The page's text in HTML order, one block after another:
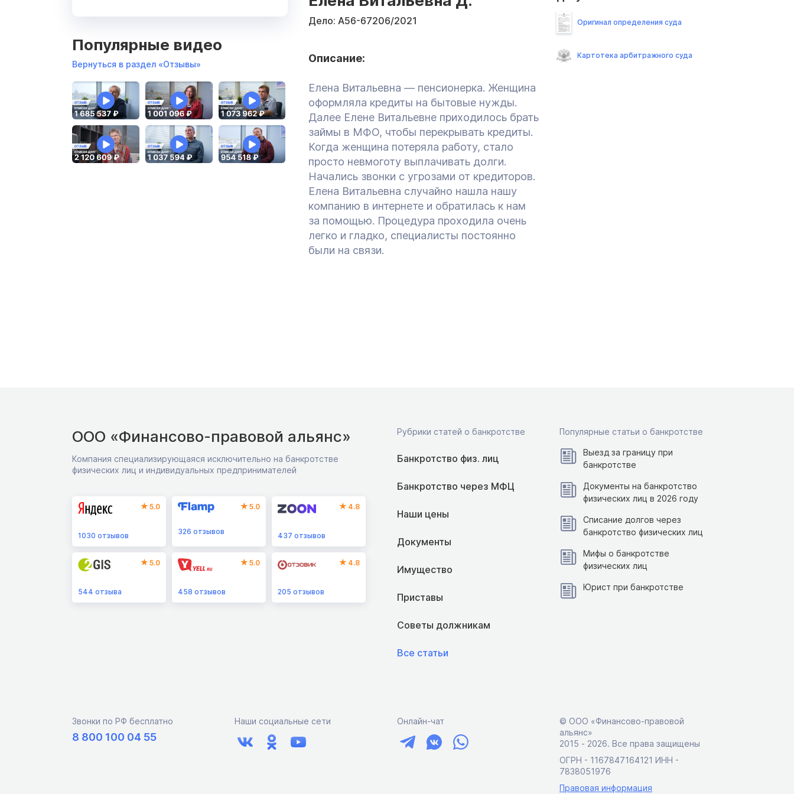
Популярные видео
Вернуться в раздел «Отзывы»
Дело: А56-67206/2021
Описание:
Елена Витальевна — пенсионерка. Женщина
оформляла кредиты на бытовые нужды.
Далее Елене Витальевне приходилось брать
займы в МФО, чтобы перекрывать кредиты.
Когда женщина потеряла работу, стало
просто невмоготу выплачивать долги.
Начались звонки с угрозами от кредиторов.
Елена Витальевна случайно нашла нашу
компанию в интернете и обратилась к нам
за помощью. Процедура проходила очень
легко и гладко, специалисты постоянно
были на связи.
Оригинал определения суда
Картотека арбитражного суда
ООО «Финансово-правовой альянс»
Компания специализирующаяся исключительно на банкротстве
физических лиц и индивидуальных предпринимателей
5.0
1030 отзывов
5.0
326 отзывов
4.8
437 отзывов
5.0
544 отзыва
5.0
458 отзывов
4.8
205 отзывов
Рубрики статей о банкротстве
Банкротство физ. лиц
Банкротство через МФЦ
Наши цены
Документы
Имущество
Приставы
Советы должникам
Все статьи
Популярные статьи о банкротстве
Выезд за границу при
банкротстве
Документы на банкротство
физических лиц в 2026 году
Списание долгов через
банкротство физических лиц
Мифы о банкротстве
физических лиц
Юрист при банкротстве
Звонки по РФ бесплатно
8 800 100 04 55
Наши социальные сети Онлайн-чат
© ООО «Финансово-правовой
альянс»
2015 ‑ 2026. Все права защищены
ОГРН - 1167847164121 ИНН -
7838051976
Правовая информация